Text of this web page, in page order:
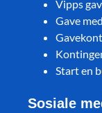
Vipps
Gave
Start en
Sosiale